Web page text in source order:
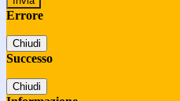
Errore
Chiudi
Successo
Chiudi